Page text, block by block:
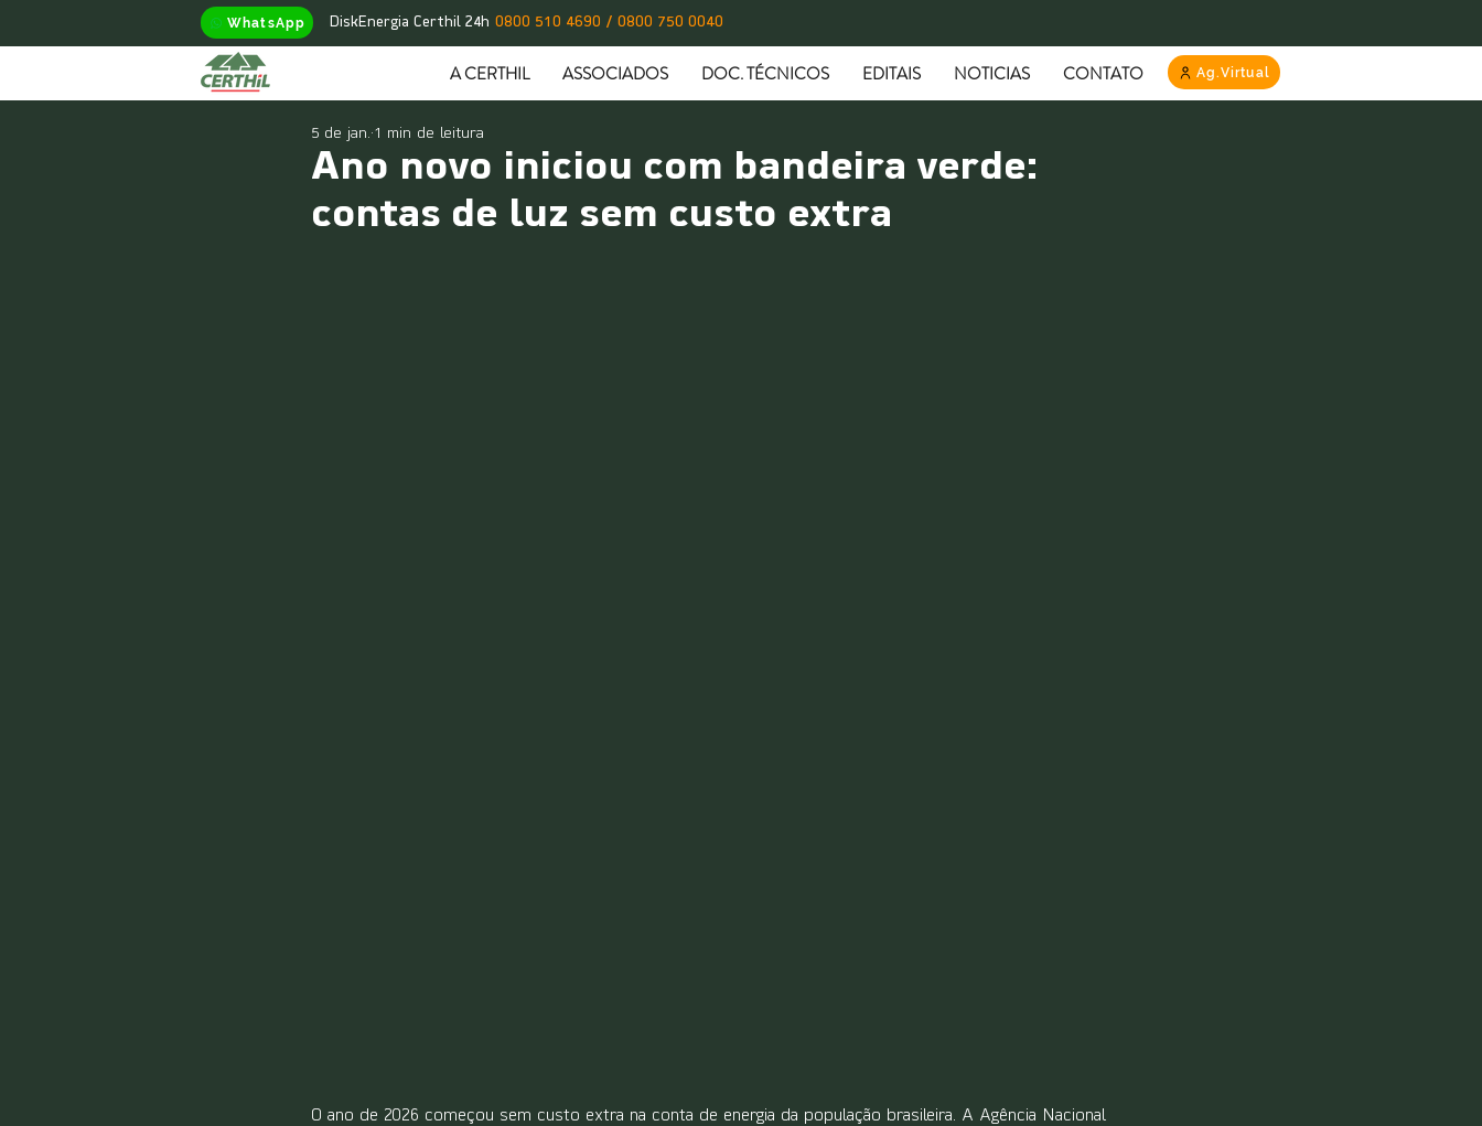
WhatsApp DiskEnergia Certhil 24h 0800 510 4690 / 0800 750 0040
A CERTHIL ASSOCIADOS DOC. TÉCNICOS EDITAIS NOTICIAS CONTATO Ag.Virtual
Ano novo iniciou com bandeira verde:
contas de luz sem custo extra
5 de jan. 1 min de leitura
O ano de 2026 começou sem custo extra na conta de energia da população brasileira. A Agência Nacional